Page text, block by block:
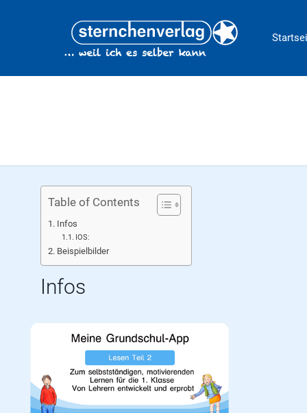
Table of Contents
Infos
IOS:
Beispielbilder
Infos